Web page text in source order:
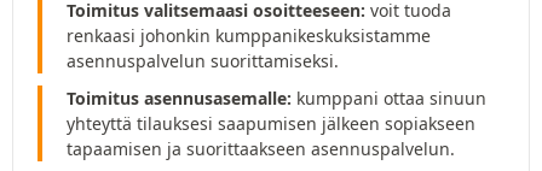
Toimitus valitsemaasi osoitteeseen: voit tuoda
renkaasi johonkin kumppanikeskuksistamme
asennuspalvelun suorittamiseksi.
Toimitus asennusasemalle: kumppani ottaa sinuun
yhteyttä tilauksesi saapumisen jälkeen sopiakseen
tapaamisen ja suorittaakseen asennuspalvelun.